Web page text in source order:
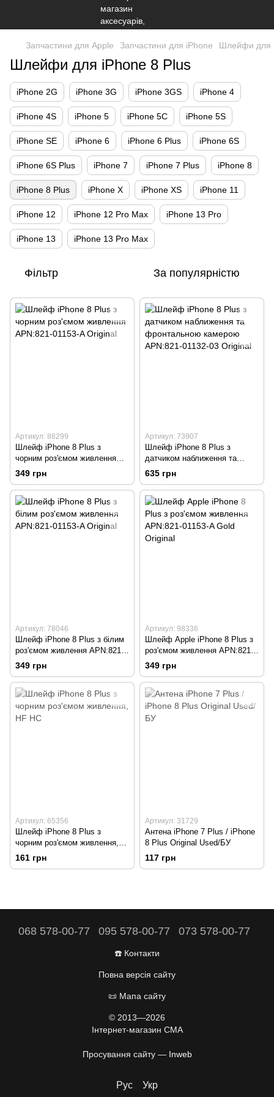
Запчастини для Apple Запчастини для iPhone Шлейфи для
Шлейфи для iPhone 8 Plus
iPhone 2G iPhone 3G iPhone 3GS iPhone 4
iPhone 4S iPhone 5 iPhone 5C iPhone 5S
iPhone SE iPhone 6 iPhone 6 Plus iPhone 6S
iPhone 6S Plus iPhone 7 iPhone 7 Plus iPhone 8
iPhone 8 Plus iPhone X iPhone XS iPhone 11
iPhone 12 iPhone 12 Pro Max iPhone 13 Pro
iPhone 13 iPhone 13 Pro Max
Фільтр За популярністю
Артикул: 88299
Шлейф iPhone 8 Plus з
чорним роз'ємом живлення
APN:821-01153-A Original
349 грн
Артикул: 73907
Шлейф iPhone 8 Plus з
датчиком наближення та
фронтальною камерою
APN:821-01132-03 Original
635 грн
Артикул: 78046
Шлейф iPhone 8 Plus з білим
роз'ємом живлення APN:821-
01153-A Original
349 грн
Артикул: 98336
Шлейф Apple iPhone 8 Plus з
роз'ємом живлення APN:821-
01153-A Gold Original
349 грн
Артикул: 65356
Шлейф iPhone 8 Plus з
чорним роз'ємом живлення,
HF HC
161 грн
Артикул: 31729
Антена iPhone 7 Plus / iPhone
8 Plus Original Used/БУ
117 грн
068 578-00-77 095 578-00-77 073 578-00-77
☎️ Контакти
Повна версія сайту
📜 Мапа сайту
© 2013—2026
Інтернет-магазин CMA
Просування сайту — Inweb
Рус Укр